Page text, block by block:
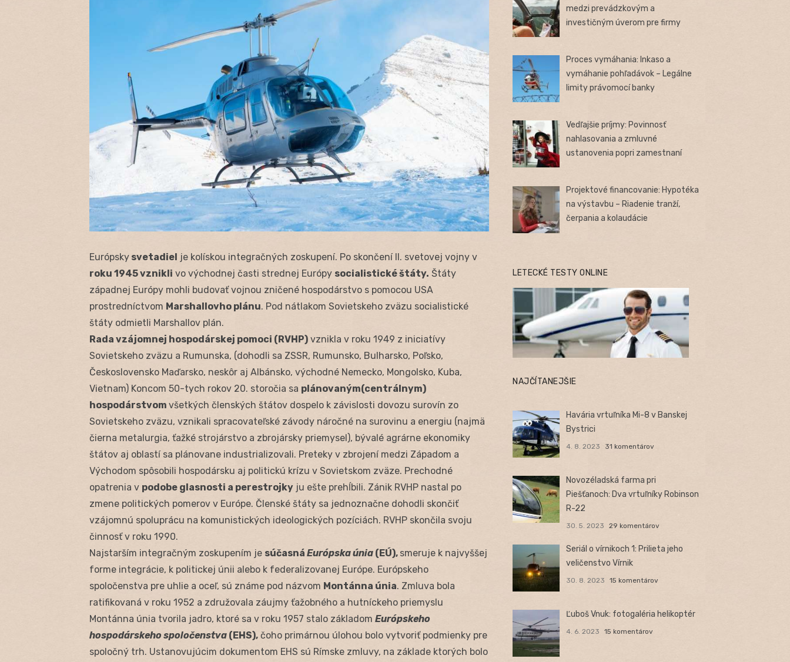
Európsky svetadiel je kolískou integračných zoskupení. Po skončení II. svetovej vojny v
roku 1945 vznikli vo východnej časti strednej Európy socialistické štáty. Štáty
západnej Európy mohli budovať vojnou zničené hospodárstvo s pomocou USA
prostredníctvom Marshallovho plánu. Pod nátlakom Sovietskeho zväzu socialistické
štáty odmietli Marshallov plán.
Rada vzájomnej hospodárskej pomoci (RVHP) vznikla v roku 1949 z iniciatívy
Sovietskeho zväzu a Rumunska, (dohodli sa ZSSR, Rumunsko, Bulharsko, Poľsko,
Československo Maďarsko, neskôr aj Albánsko, východné Nemecko, Mongolsko, Kuba,
Vietnam) Koncom 50-tych rokov 20. storočia sa plánovaným(centrálnym)
hospodárstvom všetkých členských štátov dospelo k závislosti dovozu surovín zo
Sovietskeho zväzu, vznikali spracovateľské závody náročné na surovinu a energiu (najmä
čierna metalurgia, ťažké strojárstvo a zbrojársky priemysel), bývalé agrárne ekonomiky
štátov aj oblastí sa plánovane industrializovali. Preteky v zbrojení medzi Západom a
Východom spôsobili hospodársku aj politickú krízu v Sovietskom zväze. Prechodné
opatrenia v podobe glasnosti a perestrojky ju ešte prehĺbili. Zánik RVHP nastal po
zmene politických pomerov v Európe. Členské štáty sa jednoznačne dohodli skončiť
vzájomnú spoluprácu na komunistických ideologických pozíciách. RVHP skončila svoju
činnosť v roku 1990.
Najstarším integračným zoskupením je súčasná Európska únia (EÚ), smeruje k najvyššej
forme integrácie, k politickej únii alebo k federalizovanej Európe. Európskeho
spoločenstva pre uhlie a oceľ, sú známe pod názvom Montánna únia. Zmluva bola
ratifikovaná v roku 1952 a združovala záujmy ťažobného a hutníckeho priemyslu
Montánna únia tvorila jadro, ktoré sa v roku 1957 stalo základom Európskeho
hospodárskeho spoločenstva (EHS), čoho primárnou úlohou bolo vytvoriť podmienky pre
spoločný trh. Ustanovujúcim dokumentom EHS sú Rímske zmluvy, na základe ktorých bolo
medzi prevádzkovým a
investičným úverom pre firmy
Proces vymáhania: Inkaso a
vymáhanie pohľadávok – Legálne
limity právomocí banky
Vedľajšie príjmy: Povinnosť
nahlasovania a zmluvné
ustanovenia popri zamestnaní
Projektové financovanie: Hypotéka
na výstavbu – Riadenie tranží,
čerpania a kolaudácie
LETECKÉ TESTY ONLINE
NAJČÍTANEJŠIE
Havária vrtuľníka Mi-8 v Banskej
Bystrici
4. 8. 2023 31 komentárov
Novozéladská farma pri
Piešťanoch: Dva vrtuľníky Robinson
R-22
30. 5. 2023 29 komentárov
Seriál o vírnikoch 1: Prilieta jeho
veličenstvo Vírnik
30. 8. 2023 15 komentárov
Ľuboš Vnuk: fotogaléria helikoptér
4. 6. 2023 15 komentárov